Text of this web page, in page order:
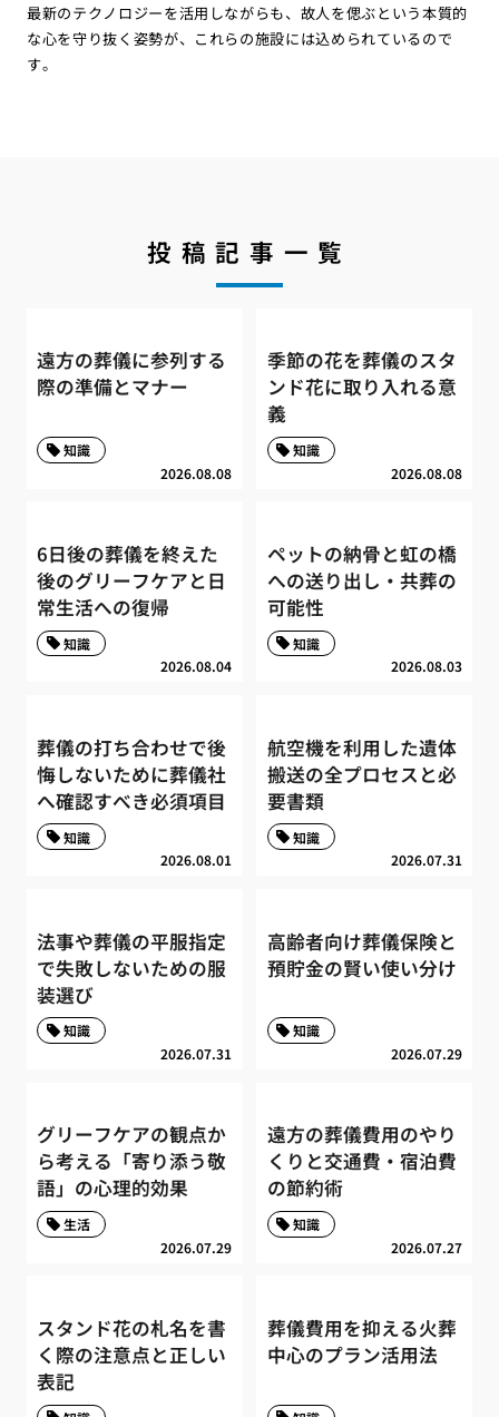
最新のテクノロジーを活用しながらも、故人を偲ぶという本質的
な心を守り抜く姿勢が、これらの施設には込められているので
す。
投稿記事一覧
遠方の葬儀に参列する
際の準備とマナー
2026.08.08
知識
季節の花を葬儀のスタ
ンド花に取り入れる意
義
2026.08.08
知識
6日後の葬儀を終えた
後のグリーフケアと日
常生活への復帰
2026.08.04
知識
ペットの納骨と虹の橋
への送り出し・共葬の
可能性
2026.08.03
知識
葬儀の打ち合わせで後
悔しないために葬儀社
へ確認すべき必須項目
2026.08.01
知識
航空機を利用した遺体
搬送の全プロセスと必
要書類
2026.07.31
知識
法事や葬儀の平服指定
で失敗しないための服
装選び
2026.07.31
知識
高齢者向け葬儀保険と
預貯金の賢い使い分け
2026.07.29
知識
グリーフケアの観点か
ら考える「寄り添う敬
語」の心理的効果
2026.07.29
生活
遠方の葬儀費用のやり
くりと交通費・宿泊費
の節約術
2026.07.27
知識
スタンド花の札名を書
く際の注意点と正しい
表記
葬儀費用を抑える火葬
中心のプラン活用法